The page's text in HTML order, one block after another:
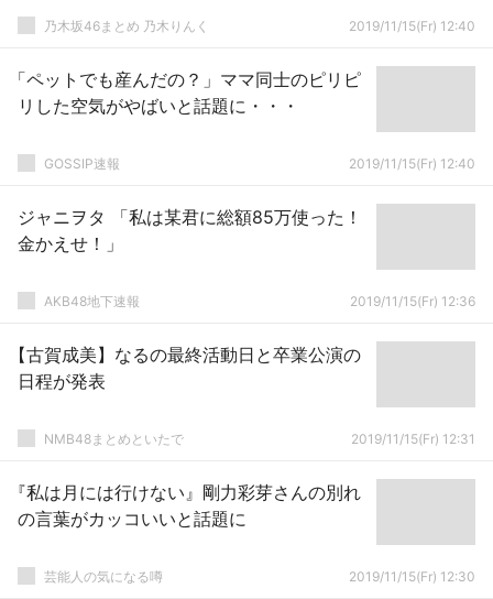
乃木坂46まとめ 乃木りんく 2019/11/15(Fr) 12:40
「ペットでも産んだの？」ママ同士のピリピ
リした空気がやばいと話題に・・・
GOSSIP速報 2019/11/15(Fr) 12:40
ジャニヲタ 「私は某君に総額85万使った！
金かえせ！」
AKB48地下速報 2019/11/15(Fr) 12:36
【古賀成美】なるの最終活動日と卒業公演の
日程が発表
NMB48まとめといたで 2019/11/15(Fr) 12:31
『私は月には行けない』剛力彩芽さんの別れ
の言葉がカッコいいと話題に
芸能人の気になる噂 2019/11/15(Fr) 12:30